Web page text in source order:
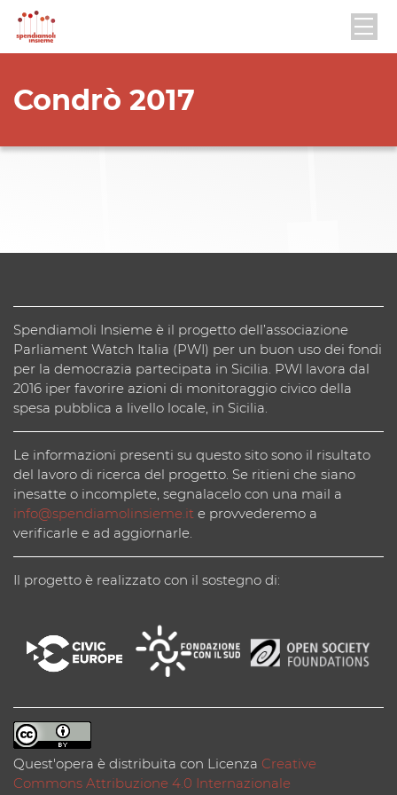
Condrò 2017
Spendiamoli Insieme è il progetto dell’associazione
Parliament Watch Italia (PWI) per un buon uso dei fondi
per la democrazia partecipata in Sicilia. PWI lavora dal
2016 iper favorire azioni di monitoraggio civico della
spesa pubblica a livello locale, in Sicilia.
Le informazioni presenti su questo sito sono il risultato
del lavoro di ricerca del progetto. Se ritieni che siano
inesatte o incomplete, segnalacelo con una mail a
info@spendiamolinsieme.it e provvederemo a
verificarle e ad aggiornarle.
Il progetto è realizzato con il sostegno di:
Quest'opera è distribuita con Licenza Creative
Commons Attribuzione 4.0 Internazionale